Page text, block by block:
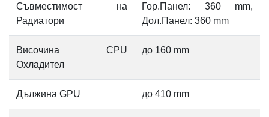
Съвместимост на
Радиатори
Гор.Панел: 360 mm,
Дол.Панел: 360 mm
Височина CPU
Охладител
до 160 mm
Дължина GPU до 410 mm